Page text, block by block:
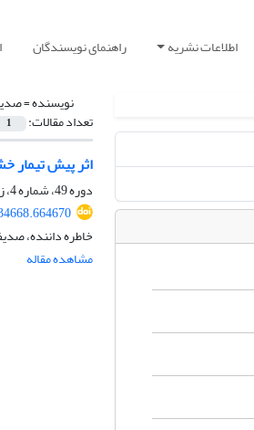
اطلاعات نشریه راهنمای نویسندگان
نویسنده =
تعداد مقالات: 1
اثر پیش تیمار
دوره 49، شماره 4، زمستان 1397، صفحه
خاطره داننده،
مشاهده مقاله